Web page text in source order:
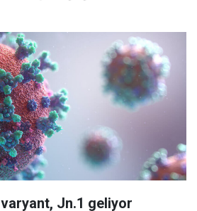
varyant, Jn.1 geliyor